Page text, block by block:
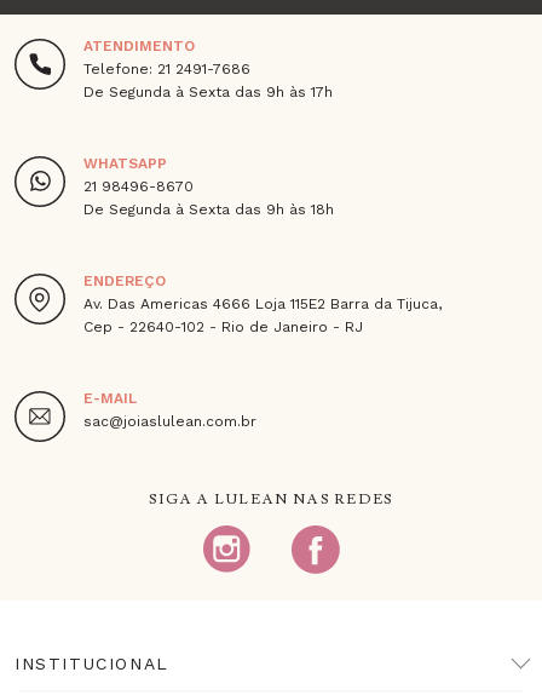
ATENDIMENTO
Telefone: 21 2491-7686
De Segunda à Sexta das 9h às 17h
WHATSAPP
21 98496-8670
De Segunda à Sexta das 9h às 18h
ENDEREÇO
Av. Das Americas 4666 Loja 115E2 Barra da Tijuca,
Cep - 22640-102 - Rio de Janeiro - RJ
E-MAIL
sac@joiaslulean.com.br
SIGA A LULEAN NAS REDES
INSTITUCIONAL